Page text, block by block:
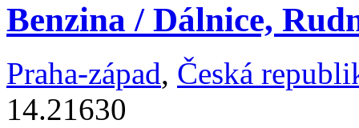
Benzina / Dálnice,
Praha-západ, Česká
14.21630